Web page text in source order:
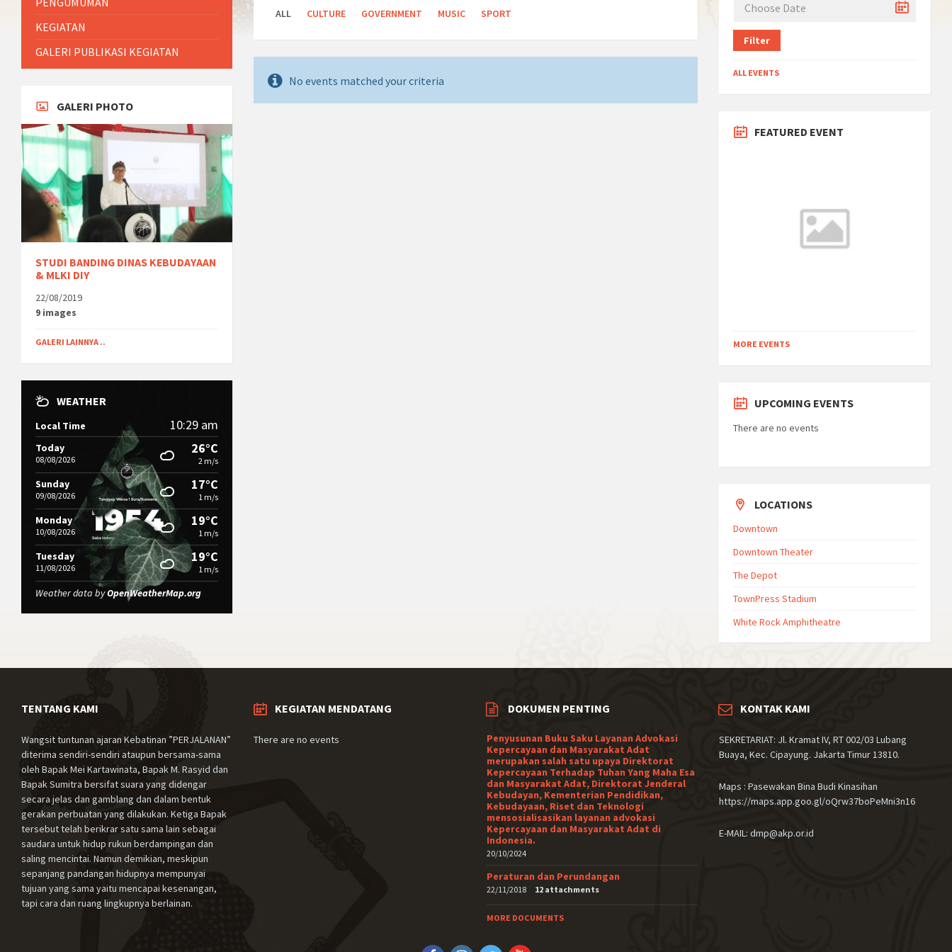
ALL CULTURE GOVERNMENT MUSIC SPORT
No events matched your criteria
KEGIATAN
GALERI PUBLIKASI KEGIATAN
GALERI PHOTO
STUDI BANDING DINAS KEBUDAYAAN
& MLKI DIY
22/08/2019
9 images
GALERI LAINNYA ..
WEATHER
Local Time 10:29 am
Today
08/08/2026
26°C
2 m/s
Sunday
09/08/2026
17°C
1 m/s
Monday
10/08/2026
19°C
1 m/s
Tuesday
11/08/2026
19°C
1 m/s
Weather data byOpenWeatherMap.org
Filter
ALL EVENTS
FEATURED EVENT
MORE EVENTS
UPCOMING EVENTS
There are no events
LOCATIONS
Downtown
Downtown Theater
The Depot
TownPress Stadium
White Rock Amphitheatre
TENTANG KAMI
Wangsit tuntunan ajaran Kebatinan ”PERJALANAN”
diterima sendiri-sendiri ataupun bersama-sama
oleh Bapak Mei Kartawinata, Bapak M. Rasyid dan
Bapak Sumitra bersifat suara yang didengar
secara jelas dan gamblang dan dalam bentuk
gerakan perbuatan yang dilakukan. Ketiga Bapak
tersebut telah berikrar satu sama lain sebagai
saudara untuk hidup rukun berdampingan dan
saling mencintai. Namun demikian, meskipun
sepanjang pandangan hidupnya mempunyai
tujuan yang sama yaitu mencapai kesenangan,
tapi cara dan ruang lingkupnya berlainan.
KEGIATAN MENDATANG
There are no events
DOKUMEN PENTING
Penyusunan Buku Saku Layanan Advokasi
Kepercayaan dan Masyarakat Adat
merupakan salah satu upaya Direktorat
Kepercayaan Terhadap Tuhan Yang Maha Esa
dan Masyarakat Adat, Direktorat Jenderal
Kebudayan, Kementerian Pendidikan,
Kebudayaan, Riset dan Teknologi
mensosialisasikan layanan advokasi
Kepercayaan dan Masyarakat Adat di
Indonesia.
20/10/2024
Peraturan dan Perundangan
22/11/2018 12 attachments
MORE DOCUMENTS
KONTAK KAMI
SEKRETARIAT: Jl. Kramat IV, RT 002/03 Lubang
Buaya, Kec. Cipayung. Jakarta Timur 13810.
Maps : Pasewakan Bina Budi Kinasihan
https://maps.app.goo.gl/oQrw37boPeMni3n16
E-MAIL: dmp@akp.or.id